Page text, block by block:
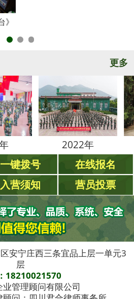
》
更多
一键拨号
在线报名
入营须知 营员投票
安宁庄西三条宜品上层一单元3
层
18210021570
业管理顾问有限公司